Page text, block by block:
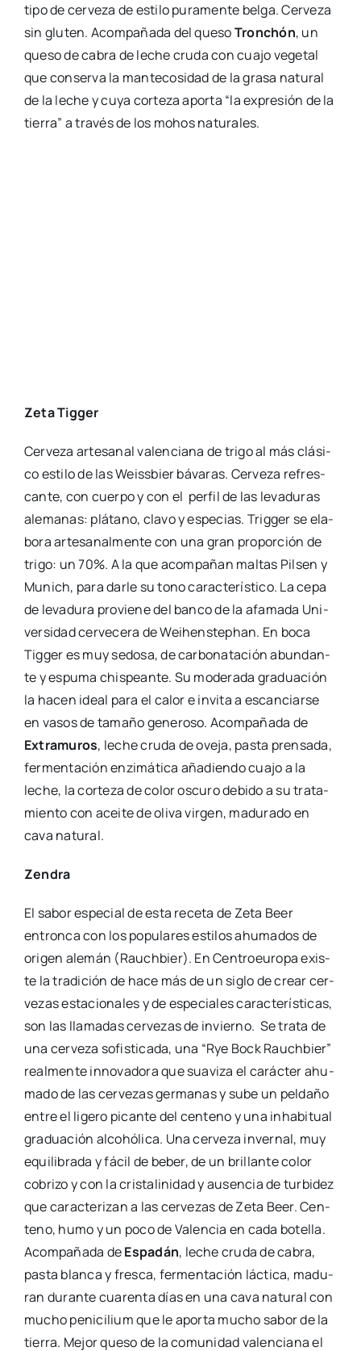
tipo de cer­ve­za de esti­lo pura­men­te bel­ga. Cer­ve­za
sin glu­ten. Acom­pa­ña­da del que­soTron­chón, un
que­so de cabra de leche cru­da con cua­jo vege­tal
que con­ser­va la man­te­co­si­dad de la gra­sa natu­ral
de la leche y cuya cor­te­za apor­ta “la expre­sión de la
tie­rra” a tra­vés de los mohos natu­ra­les.
ver­si­dad cer­ve­ce­ra de Weihens­tephan. En boca
Tig­ger es muy sedo­sa, de car­bo­na­ta­ción abun­dan­
te y espu­ma chis­pean­te. Su mode­ra­da gra­dua­ción
la hacen ideal para el calor e invi­ta a escan­ciar­se
en vasos de tama­ño gene­ro­so. Acom­pa­ña­da de
Extra­mu­ros
, leche cru­da de ove­ja, pas­ta pren­sa­da,
fer­men­ta­ción enzi­má­ti­ca aña­dien­do cua­jo a la
leche, la cor­te­za de color oscu­ro debi­do a su tra­ta­
mien­to con acei­te de oli­va vir­gen, madu­ra­do en
cava natu­ral.
Zen­dra
El sabor espe­cial de esta rece­ta de Zeta Beer
entron­ca con los popu­la­res esti­los ahu­ma­dos de
ori­gen ale­mán (Rauch­bier). En Cen­tro­euro­pa exis­
te la tra­di­ción de hace más de un siglo de crear cer­
ve­zas esta­cio­na­les y de espe­cia­les carac­te­rís­ti­cas,
son las lla­ma­das cer­ve­zas de invierno. Se tra­ta de
una cer­ve­za sofis­ti­ca­da, una “Rye Bock Rauch­bier”
ma­do de las cer­ve­zas ger­ma­nas y sube un pel­da­ño
entre el lige­ro pican­te del cen­teno y una inha­bi­tual
gra­dua­ción alcohó­li­ca. Una cer­ve­za inver­nal, muy
equi­li­bra­da y fácil de beber, de un bri­llan­te color
cobri­zo y con la cris­ta­li­ni­dad y ausen­cia de tur­bi­dez
que carac­te­ri­zan a las cer­ve­zas de Zeta Beer. Cen­
teno, humo y un poco de Valen­cia en cada bote­lla.
Acom­pa­ña­da de
Espa­dán
, leche cru­da de cabra,
pas­ta blan­ca y fres­ca, fer­men­ta­ción lác­ti­ca, madu­
ran duran­te cua­ren­ta días en una cava natu­ral con
mucho peni­ci­lium que le apor­ta mucho sabor de la
tie­rra. Mejor que­so de la comu­ni­dad valen­cia­na el
año pasa­do.
Black Bell
Una cer­ve­za que sigue la línea de cer­ve­zas inver­na­
les, los VLC Con­cepts, ini­cia­da con Zen­dra. Una
revi­sión de la clá­si­ca Bal­tic Por­ter que, como nove­
dad, incor­po­ra café, gra­cias a la par­ti­ci­pa­ción de